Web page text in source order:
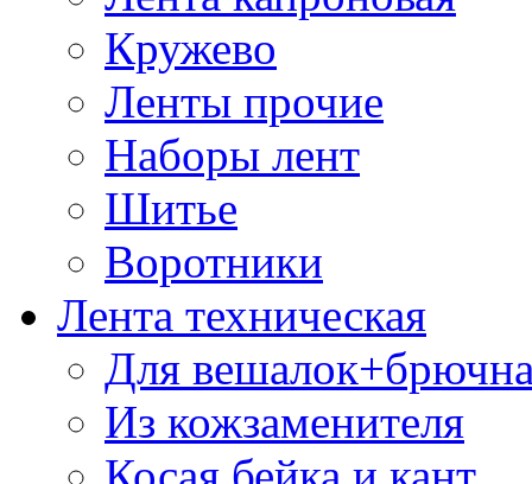
Кружево
Ленты прочие
Наборы лент
Шитье
Воротники
Лента техническая
Для
Из кожзаменителя